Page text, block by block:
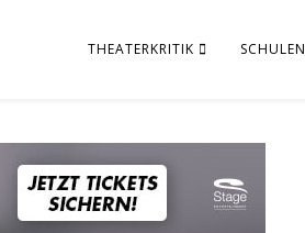
THEATERKRITIK SCHULEN